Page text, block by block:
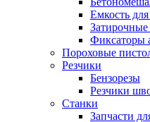
Емкость для
Фиксаторы
Пороховые
Резчики
Бензорезы
Резчики
Станки
Запчасти